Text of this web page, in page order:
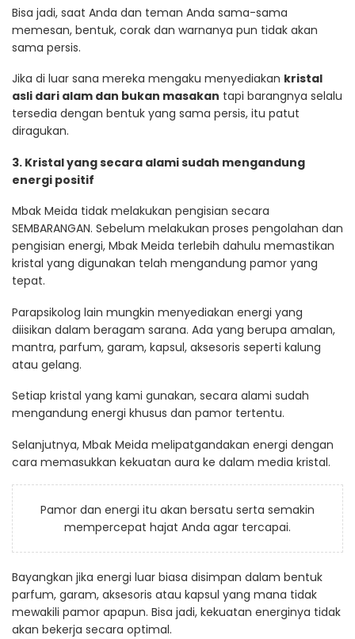
Bisa jadi, saat Anda dan teman Anda sama-sama
memesan, bentuk, corak dan warnanya pun tidak akan
sama persis.
Jika di luar sana mereka mengaku menyediakan kristal
asli dari alam dan bukan masakan tapi barangnya selalu
tersedia dengan bentuk yang sama persis, itu patut
diragukan.
3. Kristal yang secara alami sudah mengandung
energi positif
Mbak Meida tidak melakukan pengisian secara
SEMBARANGAN. Sebelum melakukan proses pengolahan dan
pengisian energi, Mbak Meida terlebih dahulu memastikan
kristal yang digunakan telah mengandung pamor yang
tepat.
Parapsikolog lain mungkin menyediakan energi yang
diisikan dalam beragam sarana. Ada yang berupa amalan,
mantra, parfum, garam, kapsul, aksesoris seperti kalung
atau gelang.
Setiap kristal yang kami gunakan, secara alami sudah
mengandung energi khusus dan pamor tertentu.
Selanjutnya, Mbak Meida melipatgandakan energi dengan
cara memasukkan kekuatan aura ke dalam media kristal.
Pamor dan energi itu akan bersatu serta semakin
mempercepat hajat Anda agar tercapai.
Bayangkan jika energi luar biasa disimpan dalam bentuk
parfum, garam, aksesoris atau kapsul yang mana tidak
mewakili pamor apapun. Bisa jadi, kekuatan energinya tidak
akan bekerja secara optimal.